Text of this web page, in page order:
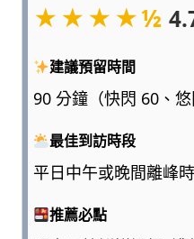
用，
★★★★½
建議預留時間
90 分鐘（快閃 60、悠
最佳到訪時段
平日中午或晚間離峰
推薦必點